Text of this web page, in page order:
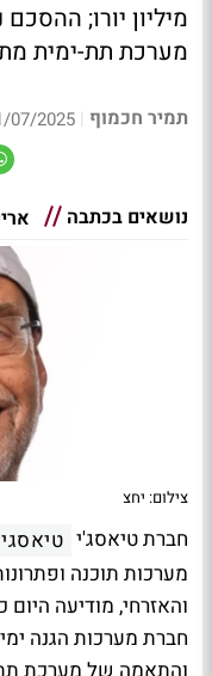
מיליון יורו;
מערכת תת-ימית
תמיר חכמוף |
2025 16:29
נושאים בכתבה
צילום: יחצ
חברת טיאסג'י טיאסגי
מערכות תוכנה
והאזרחי, מודיעה
חברת מערכות הגנה